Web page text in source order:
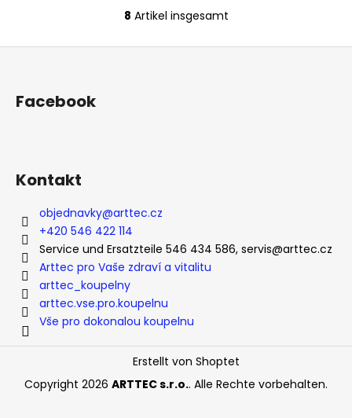
S
t
e
d
L
s
t
e
8 Artikel insgesamt
Facebook
Kontakt
objednavky@arttec.cz
+420 546 422 114
Service und Ersatzteile 546 434 586, servis@arttec.cz
Arttec pro Vaše zdraví a vitalitu
arttec_koupelny
arttec.vse.pro.koupelnu
Vše pro dokonalou koupelnu
Erstellt von Shoptet
Copyright 2026 ARTTEC s.r.o.. Alle Rechte vorbehalten.